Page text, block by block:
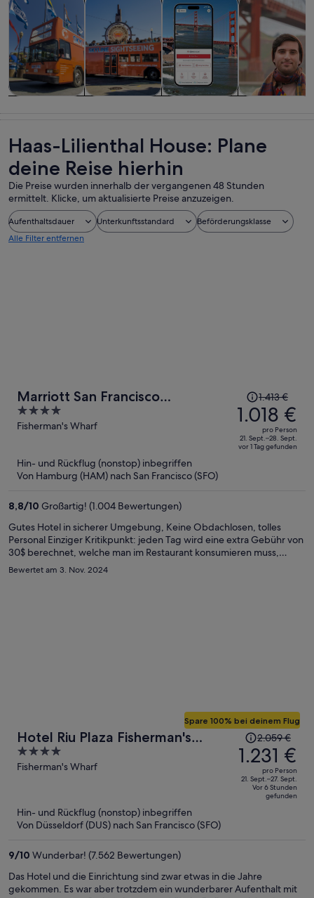
Haas-Lilienthal House: Plane
deine Reise hierhin
Die Preise wurden innerhalb der vergangenen 48 Stunden
ermittelt. Klicke, um aktualisierte Preise anzuzeigen.
Aufenthaltsdauer Unterkunftsstandard
Beförderungsklasse
Alle Filter entfernen
Marriott San Francisco
Fisherman's Wharf
4
out
5
Fisherman's Wharf
Der
Preis
betrug
1.413 €,
jetzt
Person
1.413 €
1.018 €
pro Person
21. Sept.–28. Sept.
vor 1 Tag gefunden
Hin- und Rückflug (nonstop) inbegriffen
Von Hamburg (HAM) nach San Francisco (SFO)
8,8/10 Großartig! (1.004 Bewertungen)
Gutes Hotel in sicherer Umgebung, Keine Obdachlosen, tolles
Personal Einziger Kritikpunkt: jeden Tag wird eine extra Gebühr von
30$ berechnet, welche man im Restaurant konsumieren muss,
leider ist das Essen im Restaurant nicht sehr wohlschmeckend. Also
Bewertet am 3. Nov. 2024
Hotel Riu Plaza Fisherman's
Wharf
4
out
Fisherman's Wharf
Spare 100% bei deinem Flug
Der
Preis
betrug
2.059 €,
jetzt
2.059 €
1.231 €
pro Person
21. Sept.–27. Sept.
Vor 6 Stunden
gefunden
Hin- und Rückflug (nonstop) inbegriffen
Von Düsseldorf (DUS) nach San Francisco (SFO)
9/10 Wunderbar! (7.562 Bewertungen)
Das Hotel und die Einrichtung sind zwar etwas in die Jahre
gekommen. Es war aber trotzdem ein wunderbarer Aufenthalt mit